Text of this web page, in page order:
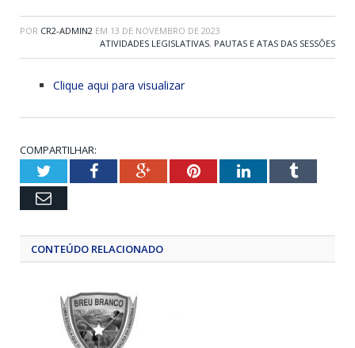
POR CR2-ADMIN2 EM 13 DE NOVEMBRO DE 2023
ATIVIDADES LEGISLATIVAS, PAUTAS E ATAS DAS SESSÕES
Clique aqui para visualizar
COMPARTILHAR:
TwitterFacebookGoogle+PinterestLinkedInTumblr
Email
CONTEÚDO RELACIONADO